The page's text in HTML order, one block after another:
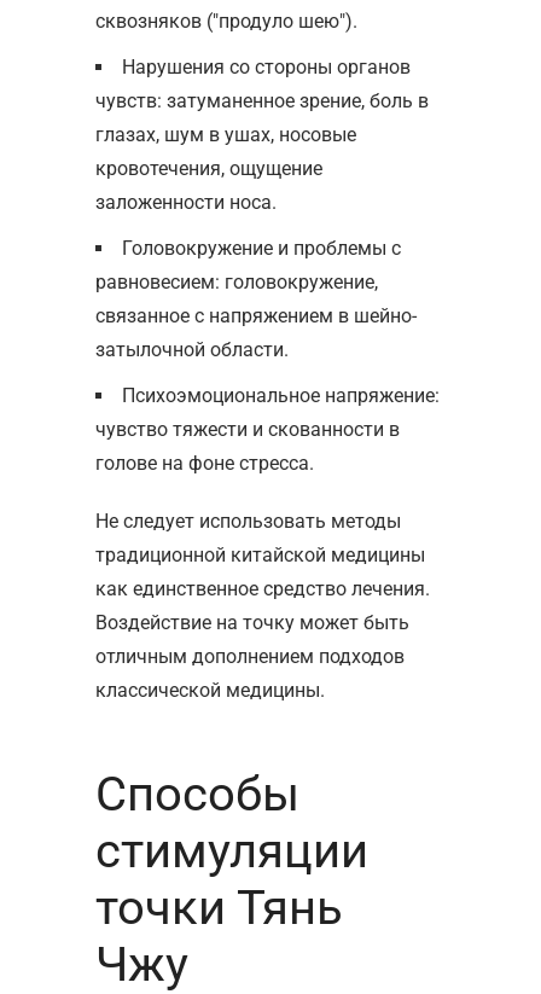
сквозняков ("продуло шею").
Нарушения со стороны органов
чувств: затуманенное зрение, боль в
глазах, шум в ушах, носовые
кровотечения, ощущение
заложенности носа.
Головокружение и проблемы с
равновесием: головокружение,
связанное с напряжением в шейно-
затылочной области.
Психоэмоциональное напряжение:
чувство тяжести и скованности в
голове на фоне стресса.
Не следует использовать методы
традиционной китайской медицины
как единственное средство лечения.
Воздействие на точку может быть
отличным дополнением подходов
классической медицины.
Способы
стимуляции
точки Тянь
Чжу